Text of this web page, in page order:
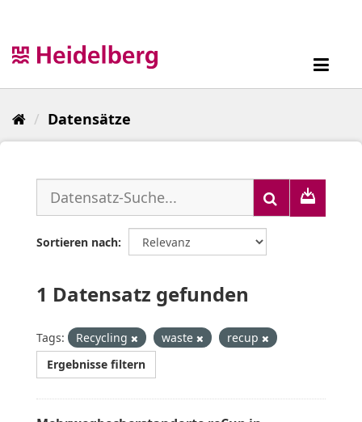
Datensätze
Sortieren nach
1 Datensatz gefunden
Tags: Recycling waste
recup
Ergebnisse filtern